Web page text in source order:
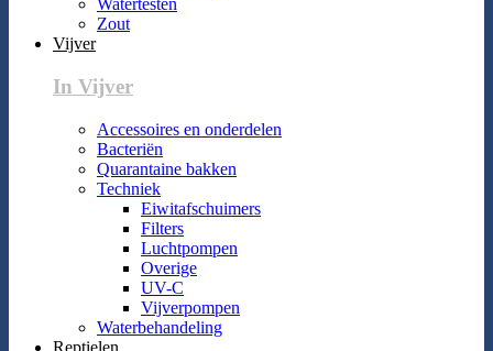
Watertesten
Zout
Vijver
In Vijver
Accessoires en onderdelen
Bacteriën
Quarantaine bakken
Techniek
Eiwitafschuimers
Filters
Luchtpompen
Overige
UV-C
Vijverpompen
Waterbehandeling
Reptielen